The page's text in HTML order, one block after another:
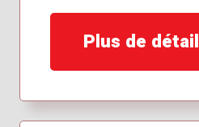
Plus de